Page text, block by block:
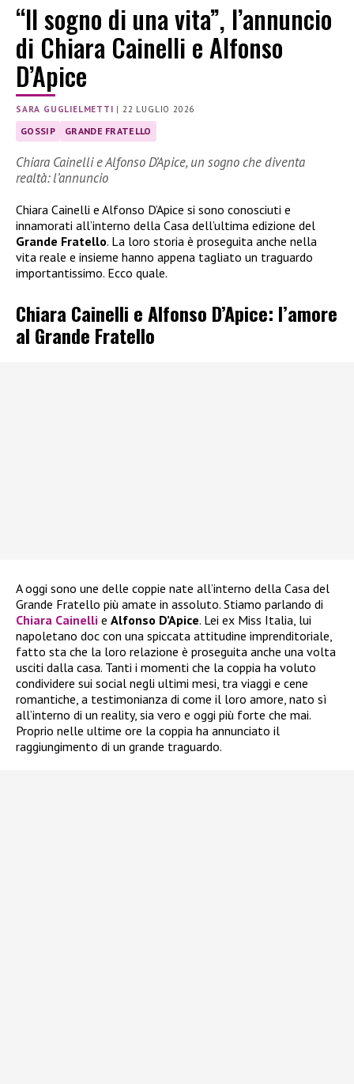
“Il sogno di una vita”, l’annuncio
di Chiara Cainelli e Alfonso
D’Apice
SARA GUGLIELMETTI | 22 LUGLIO 2026
GOSSIP GRANDE FRATELLO
Chiara Cainelli e Alfonso D’Apice, un sogno che diventa
realtà: l’annuncio
Chiara Cainelli e Alfonso D’Apice si sono conosciuti e
innamorati all’interno della Casa dell’ultima edizione del
Grande Fratello. La loro storia è proseguita anche nella
vita reale e insieme hanno appena tagliato un traguardo
importantissimo. Ecco quale.
Chiara Cainelli e Alfonso D’Apice: l’amore
al Grande Fratello
A oggi sono une delle coppie nate all’interno della Casa del
Grande Fratello più amate in assoluto. Stiamo parlando di
Chiara Cainelli e Alfonso D’Apice. Lei ex Miss Italia, lui
napoletano doc con una spiccata attitudine imprenditoriale,
fatto sta che la loro relazione è proseguita anche una volta
usciti dalla casa. Tanti i momenti che la coppia ha voluto
condividere sui social negli ultimi mesi, tra viaggi e cene
romantiche, a testimonianza di come il loro amore, nato sì
all’interno di un reality, sia vero e oggi più forte che mai.
Proprio nelle ultime ore la coppia ha annunciato il
raggiungimento di un grande traguardo.